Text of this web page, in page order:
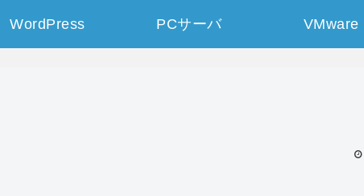
WordPress PCサーバ VMware